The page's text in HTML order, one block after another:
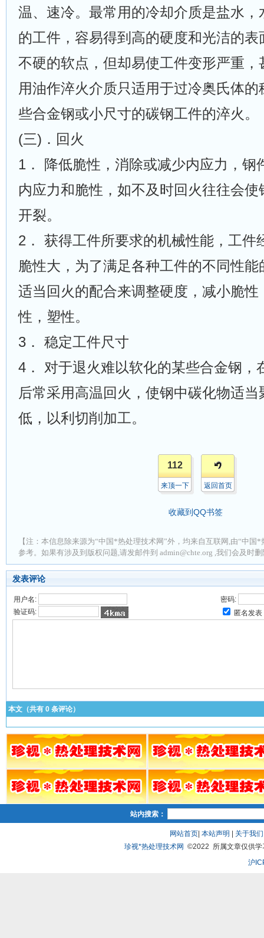
温、速冷。最常用的冷却介质是盐水
的工件，容易得到高的硬度和光洁的
不硬的软点，但却易使工件变形严重
用油作淬火介质只适用于过冷奥氏体
些合金钢或小尺寸的碳钢工件的淬火。
(三)．回火
1． 降低脆性，消除或减少内应力，钢
内应力和脆性，如不及时回火往往会
开裂。
2． 获得工件所要求的机械性能，工件
脆性大，为了满足各种工件的不同性
适当回火的配合来调整硬度，减小脆
性，塑性。
3． 稳定工件尺寸
4． 对于退火难以软化的某些合金钢，
后常采用高温回火，使钢中碳化物适
低，以利切削加工。
112
来顶一下 返回首页
收藏到QQ书签
【注：本信息除来源为“中国*热处理技术网”外，均来自互联网,由“中国
参考。如果有涉及到版权问题,请发邮件到 admin@chte.org ,我们会及时
发表评论
用户名:
密码:
验证码:
匿名发表
本文（共有 0 条评论）
站内搜索：
网站首页| 本站声明 关于我们
珍视*热处理技术网 ©2022 所属文章仅供学
沪